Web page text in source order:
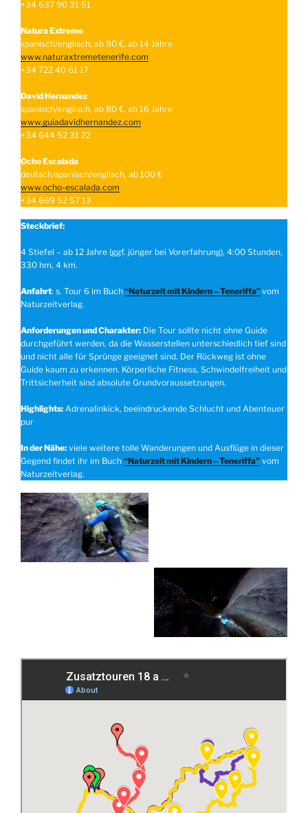
+34 637 90 31 51
Natura Extreme
spanisch/englisch, ab 80 €, ab 14 Jahre
www.naturaxtremetenerife.com
+34 722 40 61 17
David Hernandez
spanisch/englisch, ab 80 €, ab 16 Jahre
www.guiadavidhernandez.com
+34 644 52 31 22
Ocho Escalada
deutsch/spanisch/englisch, ab 100 €
www.ocho-escalada.com
+34 669 52 57 13
Steckbrief:
4 Stiefel – ab 12 Jahre (ggf. jünger bei Vorerfahrung), 4:00 Stunden,
330 hm, 4 km.
Anfahrt: s. Tour 6 im Buch“Naturzeit mit Kindern – Teneriffa”vom
Naturzeitverlag.
Anforderungen und Charakter: Die Tour sollte nicht ohne Guide
durchgeführt werden, da die Wasserstellen unterschiedlich tief sind
und nicht alle für Sprünge geeignet sind. Der Rückweg ist ohne
Guide kaum zu erkennen. Körperliche Fitness, Schwindelfreiheit und
Trittsicherheit sind absolute Grundvoraussetzungen.
Highlights: Adrenalinkick, beeindruckende Schlucht und Abenteuer
pur
In der Nähe: viele weitere tolle Wanderungen und Ausflüge in dieser
Gegend findet ihr im Buch “Naturzeit mit Kindern – Teneriffa” vom
Naturzeitverlag.